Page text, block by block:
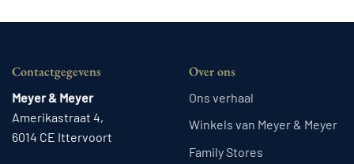
Contactgegevens
Meyer & Meyer
Amerikastraat 4,
6014 CE Ittervoort
Over ons
Ons verhaal
Winkels van Meyer & Meyer
Family Stores